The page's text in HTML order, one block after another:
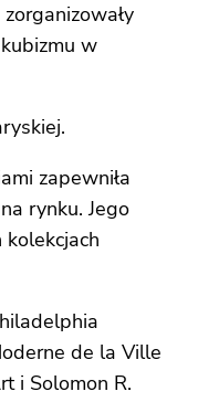
w
zapewniła
rynku. Jego
kolekcjach
de la Ville
i Solomon R.